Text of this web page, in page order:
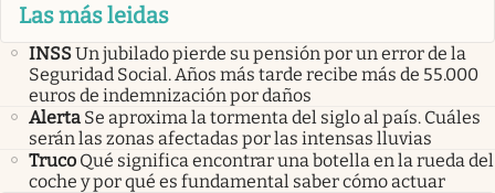
Las más leidas
INSSUn jubilado pierde su pensión por un error de la
Seguridad Social. Años más tarde recibe más de 55.000
euros de indemnización por daños
Alerta Se aproxima la tormenta del siglo al país. Cuáles
serán las zonas afectadas por las intensas lluvias
Truco Qué significa encontrar una botella en la rueda del
coche y por qué es fundamental saber cómo actuar